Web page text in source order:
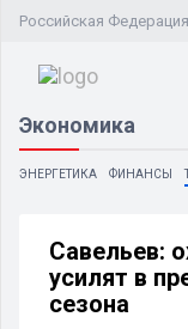
Российская Федерация
Экономика
ЭНЕРГЕТИКА ФИНАНСЫ
Савельев:
усилят в
сезона